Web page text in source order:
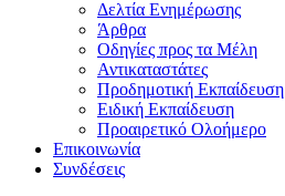
Δελτία Ενημέρωσης
Άρθρα
Οδηγίες προς τα Μέλη
Αντικαταστάτες
Προδημοτική Εκπαίδευση
Ειδική Εκπαίδευση
Προαιρετικό Ολοήμερο
Επικοινωνία
Συνδέσεις